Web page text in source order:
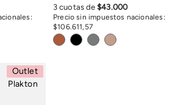
Precio sin impuestos nacionales:
$106. 611, 57
3 cuotas de$43.000
Outlet
Plakton